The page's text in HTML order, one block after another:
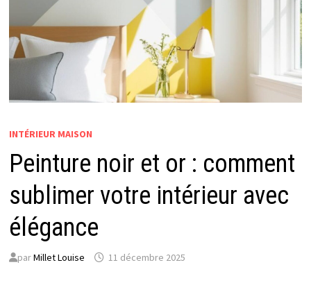
INTÉRIEUR MAISON
Peinture noir et or : comment
sublimer votre intérieur avec
élégance
parMillet Louise 11 décembre 2025